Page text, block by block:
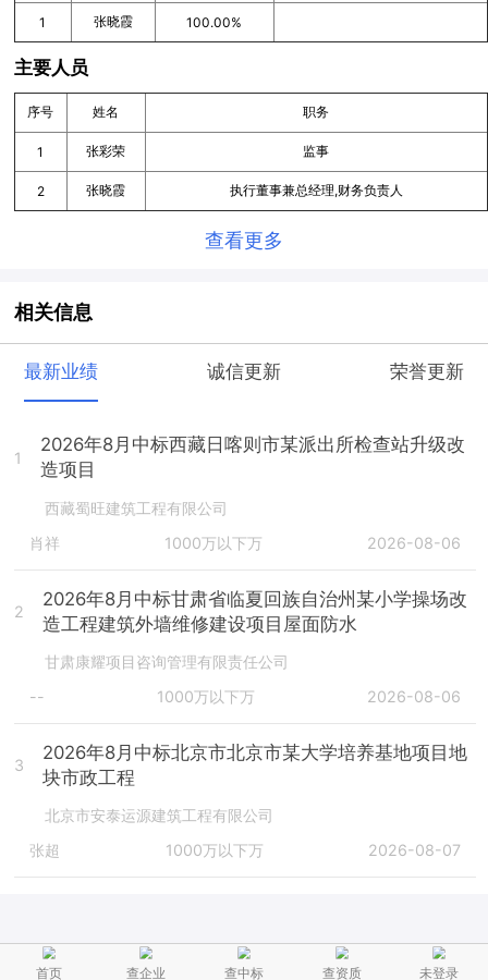
1 张晓霞 100.00%
主要人员
序号 姓名 职务
1 张彩荣 监事
2 张晓霞 执行董事兼总经理,财务负责人
查看更多
相关信息
最新业绩 诚信更新 荣誉更新
1
2026年8月中标西藏日喀则市某派出所检查站升级改
造项目
西藏蜀旺建筑工程有限公司
肖祥
1000万以下万 2026-08-06
2
2026年8月中标甘肃省临夏回族自治州某小学操场改
造工程建筑外墙维修建设项目屋面防水
甘肃康耀项目咨询管理有限责任公司
--
1000万以下万 2026-08-06
3
2026年8月中标北京市北京市某大学培养基地项目地
块市政工程
北京市安泰运源建筑工程有限公司
张超
1000万以下万 2026-08-07
首页 查企业 查中标 查资质 未登录